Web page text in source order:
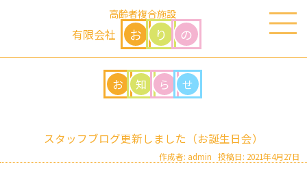
高齢者複合施設
有限会社 お り の
お 知 ら せ
スタッフブログ更新しました（お誕生日会）
作成者: admin 投稿日: 2021年4月27日